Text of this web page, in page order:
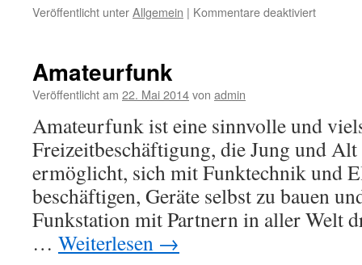
Veröffentlicht unterAllgemein | Kommentare deaktiviertfür
Amateurfunk
Veröffentlicht am 22. Mai 2014von admin
Amateurfunk ist eine sinnvolle und
Freizeitbeschäftigung, die Jung und
ermöglicht, sich mit Funktechnik und
beschäftigen, Geräte selbst zu bauen
Funkstation mit Partnern in aller Welt
… Weiterlesen →